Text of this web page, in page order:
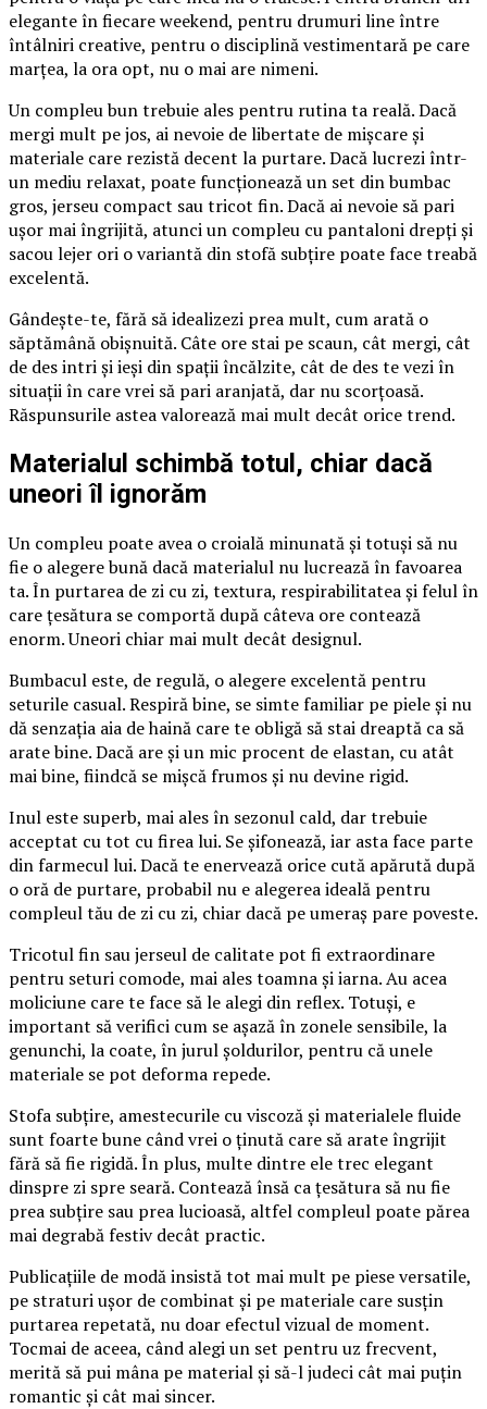
elegante în fiecare weekend, pentru drumuri line între
întâlniri creative, pentru o disciplină vestimentară pe care
marțea, la ora opt, nu o mai are nimeni.
Un compleu bun trebuie ales pentru rutina ta reală. Dacă
mergi mult pe jos, ai nevoie de libertate de mișcare și
materiale care rezistă decent la purtare. Dacă lucrezi într-
un mediu relaxat, poate funcționează un set din bumbac
gros, jerseu compact sau tricot fin. Dacă ai nevoie să pari
ușor mai îngrijită, atunci un compleu cu pantaloni drepți și
sacou lejer ori o variantă din stofă subțire poate face treabă
excelentă.
Gândește-te, fără să idealizezi prea mult, cum arată o
săptămână obișnuită. Câte ore stai pe scaun, cât mergi, cât
de des intri și ieși din spații încălzite, cât de des te vezi în
situații în care vrei să pari aranjată, dar nu scorțoasă.
Răspunsurile astea valorează mai mult decât orice trend.
Materialul schimbă totul, chiar dacă
uneori îl ignorăm
Un compleu poate avea o croială minunată și totuși să nu
fie o alegere bună dacă materialul nu lucrează în favoarea
ta. În purtarea de zi cu zi, textura, respirabilitatea și felul în
care țesătura se comportă după câteva ore contează
enorm. Uneori chiar mai mult decât designul.
Bumbacul este, de regulă, o alegere excelentă pentru
seturile casual. Respiră bine, se simte familiar pe piele și nu
dă senzația aia de haină care te obligă să stai dreaptă ca să
arate bine. Dacă are și un mic procent de elastan, cu atât
mai bine, fiindcă se mișcă frumos și nu devine rigid.
Inul este superb, mai ales în sezonul cald, dar trebuie
acceptat cu tot cu firea lui. Se șifonează, iar asta face parte
din farmecul lui. Dacă te enervează orice cută apărută după
o oră de purtare, probabil nu e alegerea ideală pentru
compleul tău de zi cu zi, chiar dacă pe umeraș pare poveste.
Tricotul fin sau jerseul de calitate pot fi extraordinare
pentru seturi comode, mai ales toamna și iarna. Au acea
moliciune care te face să le alegi din reflex. Totuși, e
important să verifici cum se așază în zonele sensibile, la
genunchi, la coate, în jurul șoldurilor, pentru că unele
materiale se pot deforma repede.
Stofa subțire, amestecurile cu viscoză și materialele fluide
sunt foarte bune când vrei o ținută care să arate îngrijit
fără să fie rigidă. În plus, multe dintre ele trec elegant
dinspre zi spre seară. Contează însă ca țesătura să nu fie
prea subțire sau prea lucioasă, altfel compleul poate părea
mai degrabă festiv decât practic.
Publicațiile de modă insistă tot mai mult pe piese versatile,
pe straturi ușor de combinat și pe materiale care susțin
purtarea repetată, nu doar efectul vizual de moment.
Tocmai de aceea, când alegi un set pentru uz frecvent,
merită să pui mâna pe material și să-l judeci cât mai puțin
romantic și cât mai sincer.